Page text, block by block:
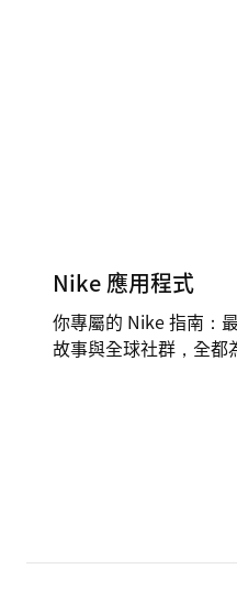
Nike 應用程式
你專屬的 Nike 指南：
故事與全球社群，全都